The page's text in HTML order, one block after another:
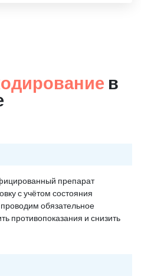
в
препарат
с учётом состояния
обязательное
противопоказания и снизить